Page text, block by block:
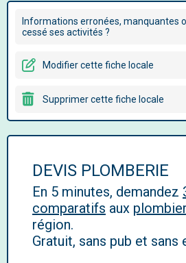
Informations erronées, manquantes
cessé ses activités ?
Modifier cette fiche locale
Supprimer cette fiche locale
DEVIS PLOMBERIE
En 5 minutes, demandez
comparatifs aux
région.
Gratuit, sans pub et sans